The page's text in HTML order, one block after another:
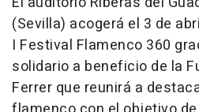
(Sevilla) acogerá el 3 de
I Festival Flamenco 360
solidario a beneficio de la
Ferrer que reunirá a